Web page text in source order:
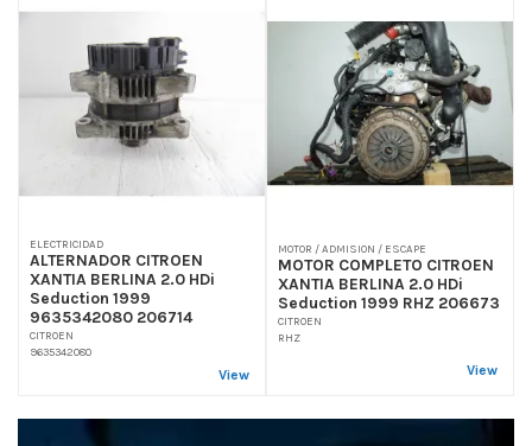
ELECTRICIDAD
ALTERNADOR CITROEN
XANTIA BERLINA 2.0 HDi
Seduction 1999
9635342080 206714
CITROEN
9635342080
View
MOTOR / ADMISION / ESCAPE
MOTOR COMPLETO CITROEN
XANTIA BERLINA 2.0 HDi
Seduction 1999 RHZ 206673
CITROEN
RHZ
View